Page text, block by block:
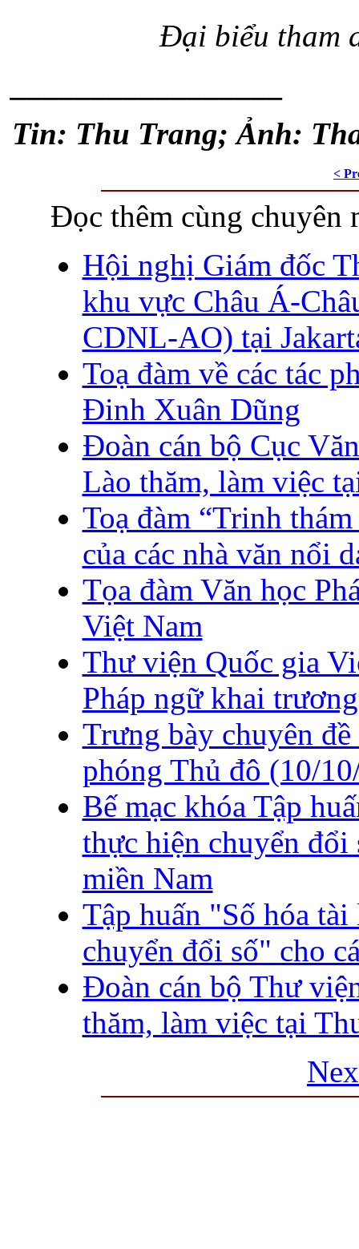
Đại biểu tham
Tin: Thu Trang; Ảnh:
<
Đọc thêm cùng chuyên
Hội nghị Giám đốc
khu vực Châu Á-
CDNL-AO) tại
Toạ đàm về các tác
Đinh Xuân Dũng
Đoàn cán bộ Cục
Lào thăm, làm việc
Toạ đàm “Trinh
của các nhà văn nổi
Tọa đàm Văn học
Việt Nam
Thư viện Quốc gia
Pháp ngữ khai
Trưng bày chuyên
phóng Thủ đô (10/
Bế mạc khóa Tập
thực hiện chuyển đổi
miền Nam
Tập huấn "Số hóa
chuyển đổi số" cho
Đoàn cán bộ Thư
thăm, làm việc tại